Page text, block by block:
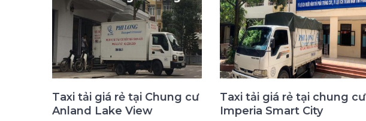
Taxi tải giá rẻ tại Chung cư
Anland Lake View
Taxi tải giá rẻ tại chung cư
Imperia Smart City